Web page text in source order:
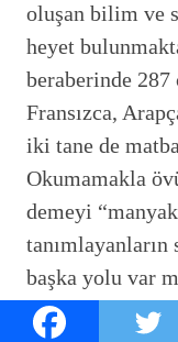
oluşan bilim ve
heyet
beraberinde
Fransızca,
iki tane de
Okumamakla
demeyi
başka yolu var
elde tutmak